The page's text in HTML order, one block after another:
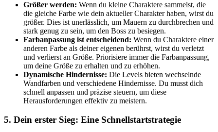
Größer werden: Wenn du kleine Charaktere sammelst, die
die gleiche Farbe wie dein aktueller Charakter haben, wirst du
größer. Dies ist unerlässlich, um Mauern zu durchbrechen und
stark genug zu sein, um den Boss zu besiegen.
Farbanpassung ist entscheidend: Wenn du Charaktere einer
anderen Farbe als deiner eigenen berührst, wirst du verletzt
und verlierst an Größe. Priorisiere immer die Farbanpassung,
um deine Größe zu erhalten und zu erhöhen.
Dynamische Hindernisse: Die Levels bieten wechselnde
Wandfarben und verschiedene Hindernisse. Du musst dich
schnell anpassen und präzise steuern, um diese
Herausforderungen effektiv zu meistern.
5. Dein erster Sieg: Eine Schnellstartstrategie